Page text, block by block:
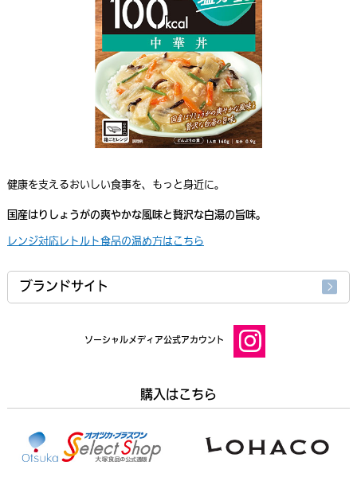
健康を支えるおいしい食事を、もっと身近に。
国産はりしょうがの爽やかな風味と贅沢な白湯の旨味。
レンジ対応レトルト食品の温め方はこちら
ブランドサイト
ソーシャルメディア公式アカウント
購入はこちら